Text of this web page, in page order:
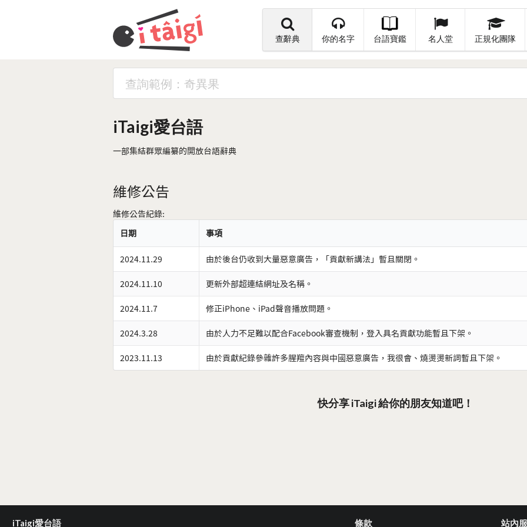
查辭典 你的名字 台語寶鑑 名人堂 正規化團隊
iTaigi愛台語
一部集結群眾編纂的開放台語辭典
維修公告
維修公告紀錄:
日期
事項
2024.11.29 由於後台仍收到大量惡意廣告，「貢獻新講法」暫且關閉。
2024.11.10 更新外部超連結網址及名稱。
2024.11.7 修正iPhone、iPad聲音播放問題。
2024.3.28 由於人力不足難以配合Facebook審查機制，登入具名貢獻功能暫且下架。
2023.11.13 由於貢獻紀錄參雜許多腥羶內容與中國惡意廣告，我很會、燒燙燙新詞暫且下架。
快分享 iTaigi 給你的朋友知道吧！
iTaigi愛台語 條款 站內